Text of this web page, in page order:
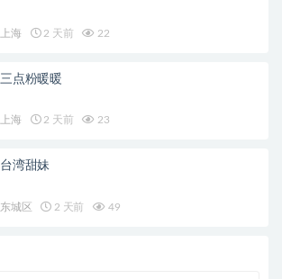
上海 2 天前 22
三点粉暖暖
上海 2 天前 23
台湾甜妹
东城区 2 天前 49